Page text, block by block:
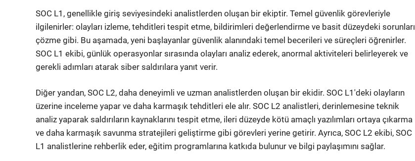
SOC L1, genellikle giriş seviyesindeki analistlerden oluşan bir ekiptir. Temel güvenlik görevleriyle
ilgilenirler: olayları izleme, tehditleri tespit etme, bildirimleri değerlendirme ve basit düzeydeki sorunları
çözme gibi. Bu aşamada, yeni başlayanlar güvenlik alanındaki temel becerileri ve süreçleri öğrenirler.
SOC L1 ekibi, günlük operasyonlar sırasında olayları analiz ederek, anormal aktiviteleri belirleyerek ve
gerekli adımları atarak siber saldırılara yanıt verir.
Diğer yandan, SOC L2, daha deneyimli ve uzman analistlerden oluşan bir ekidir. SOC L1'deki olayların
üzerine inceleme yapar ve daha karmaşık tehditleri ele alır. SOC L2 analistleri, derinlemesine teknik
analiz yaparak saldırıların kaynaklarını tespit etme, ileri düzeyde kötü amaçlı yazılımları ortaya çıkarma
ve daha karmaşık savunma stratejileri geliştirme gibi görevleri yerine getirir. Ayrıca, SOC L2 ekibi, SOC
L1 analistlerine rehberlik eder, eğitim programlarına katkıda bulunur ve bilgi paylaşımını sağlar.